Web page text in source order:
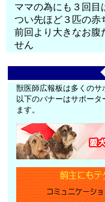
ママの為にも３回目
つい先ほど３匹の赤
前回より大きなお
せん
獣医師広報板は多くのサ
以下のバナーはサポー
ます。